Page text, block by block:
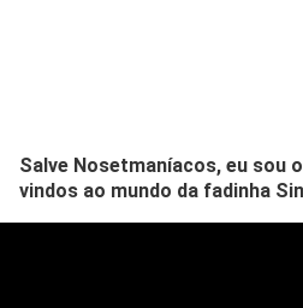
Salve Nosetmaníacos, eu sou
vindos ao mundo da fadinha